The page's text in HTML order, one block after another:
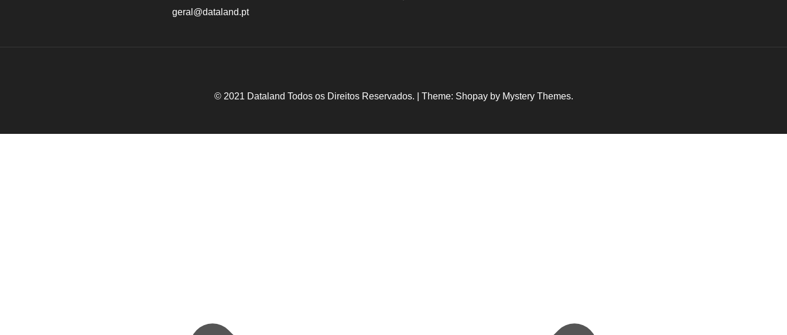
geral@dataland.pt
© 2021 Dataland Todos os Direitos Reservados. Theme: Shopay by Mystery Themes.